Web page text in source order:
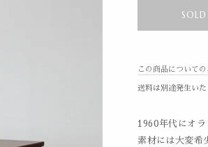
この商品について
送料は別途発生いた
1960年代にオラ
素材には大変希